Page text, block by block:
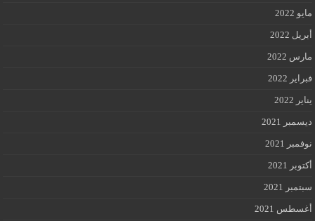
مايو 2022
أبريل 2022
مارس 2022
فبراير 2022
يناير 2022
ديسمبر 2021
نوفمبر 2021
أكتوبر 2021
سبتمبر 2021
أغسطس 2021